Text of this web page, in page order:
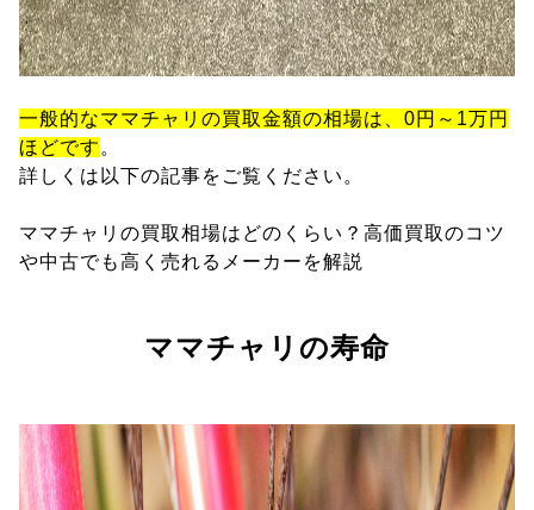
一般的なママチャリの買取金額の相場は、0円～1万円
ほどです 。
詳しくは以下の記事をご覧ください。
ママチャリの買取相場はどのくらい？高価買取のコツ
や中古でも高く売れるメーカーを解説
ママチャリの寿命